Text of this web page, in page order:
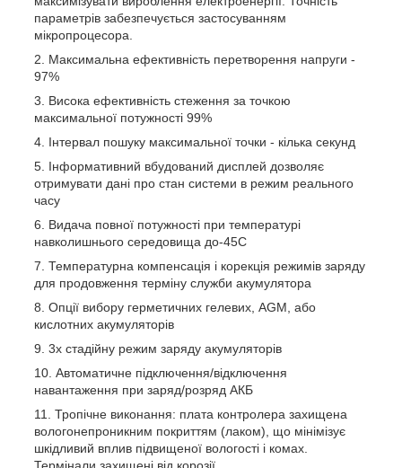
параметрів забезпечується застосуванням
мікропроцесора.
Максимальна ефективність перетворення напруги -
97%
Висока ефективність стеження за точкою
максимальної потужності 99%
Інтервал пошуку максимальної точки - кілька секунд
Інформативний вбудований дисплей дозволяє
отримувати дані про стан системи в режим реального
часу
Видача повної потужності при температурі
навколишнього середовища до-45С
Температурна компенсація і корекція режимів заряду
для продовження терміну служби акумулятора
Опції вибору герметичних гелевих, AGM, або
кислотних акумуляторів
3х стадійну режим заряду акумуляторів
Автоматичне підключення/відключення
навантаження при заряд/розряд АКБ
Тропічне виконання: плата контролера захищена
вологонепроникним покриттям (лаком), що мінімізує
шкідливий вплив підвищеної вологості і комах.